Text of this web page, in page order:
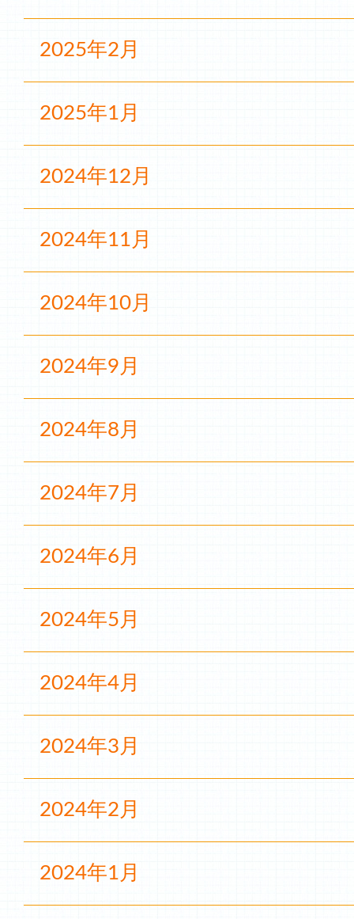
2025年2月
2025年1月
2024年12月
2024年11月
2024年10月
2024年9月
2024年8月
2024年7月
2024年6月
2024年5月
2024年4月
2024年3月
2024年2月
2024年1月